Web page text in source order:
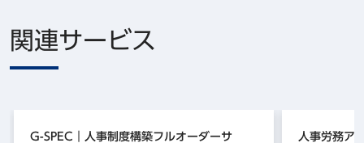
関連サービス
G-SPEC｜人事制度構築フルオーダーサ
人事労務ア